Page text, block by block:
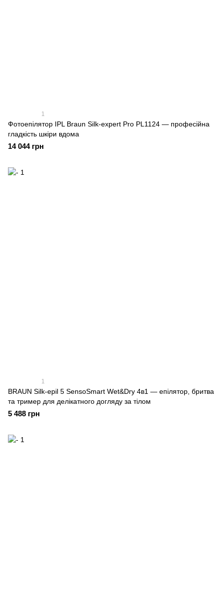
1
Фотоепілятор IPL Braun Silk-expert Pro PL1124 — професійна
гладкість шкіри вдома
14 044 грн
1
BRAUN Silk-epil 5 SensoSmart Wet&Dry 4в1 — епілятор, бритва
та тример для делікатного догляду за тілом
5 488 грн